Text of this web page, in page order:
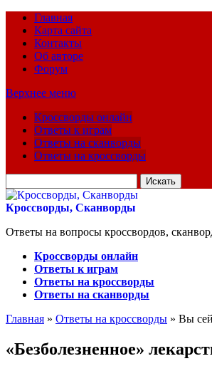
Главная
Карта сайта
Контакты
Об авторе
Форум
Верхнее меню
Кроссворды онлайн
Ответы к играм
Ответы на сканворды
Ответы на кроссворды
для:
Кроссворды, Сканворды
Ответы на вопросы кроссвордов,
Кроссворды онлайн
Ответы к играм
Ответы на кроссворды
Ответы на сканворды
Главная » Ответы на кроссворды » Вы
«Безболезненное»